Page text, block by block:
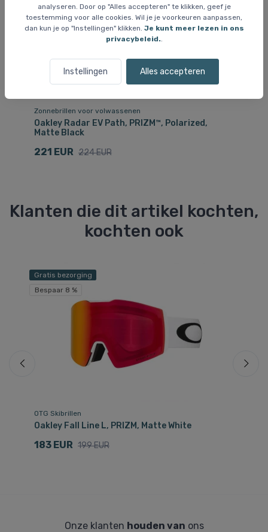
analyseren. Door op "Alles accepteren" te klikken, geef je
toestemming voor alle cookies. Wil je je voorkeuren aanpassen,
dan kun je op "Instellingen" klikken. Je kunt meer lezen in ons
privacybeleid..
Instellingen Alles accepteren
Zonnebrillen voor volwassenen
Oakley Radar EV Path, PRIZM™, Polarized,
Matte Black
221 EUR 224 EUR
Klanten die dit artikel kochten,
kochten ook
Gratis bezorging
Bespaar 8 %
OTG Skibrillen
Oakley Fall Line L, PRIZM, Matte White
183 EUR 199 EUR
Onze klanten houden van ons